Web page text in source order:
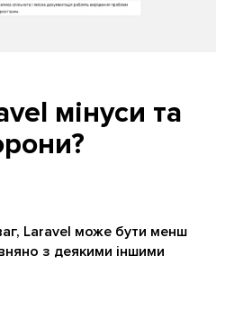
мінуси та
Laravel може бути менш
з деякими іншими